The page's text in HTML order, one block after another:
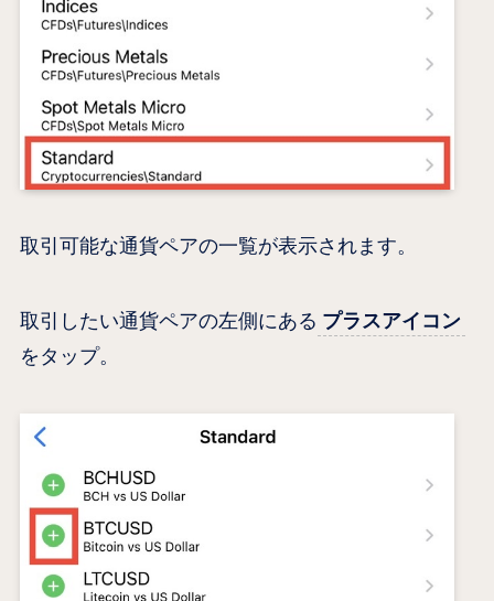
取引可能な通貨ペアの一覧が表示されます。
取引したい通貨ペアの左側にある プラスアイコン
をタップ。